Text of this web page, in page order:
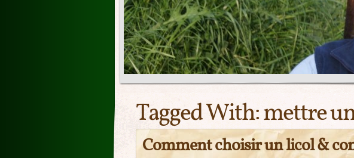
Tagged With:mettre
Comment choisir un licol &